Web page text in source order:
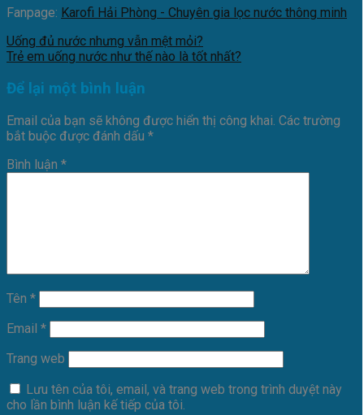
Fanpage: Karofi Hải Phòng - Chuyên gia lọc nước thông minh
Uống đủ nước nhưng vẫn mệt mỏi?
Trẻ em uống nước như thế nào là tốt nhất?
Để lại một bình luận
Email của bạn sẽ không được hiển thị công khai. Các trường
bắt buộc được đánh dấu *
Bình luận *
Tên *
Email *
Trang web
Lưu tên của tôi, email, và trang web trong trình duyệt này
cho lần bình luận kế tiếp của tôi.